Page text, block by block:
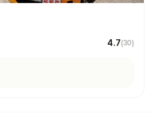
4.7(30)